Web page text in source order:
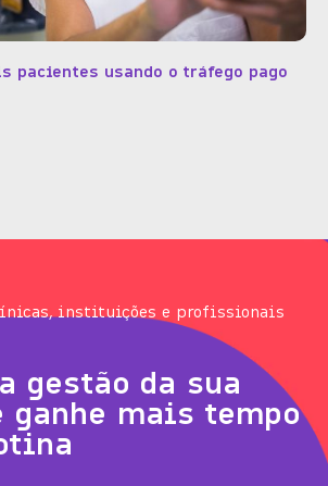
pacientes usando o tráfego pago
instituições e profissionais
gestão da sua
mais tempo